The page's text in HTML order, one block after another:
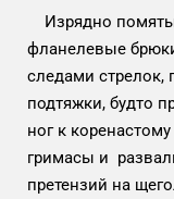
Изрядно
фланелевые
следами
подтяжки, будто
ног к
гримасы и
претензий на